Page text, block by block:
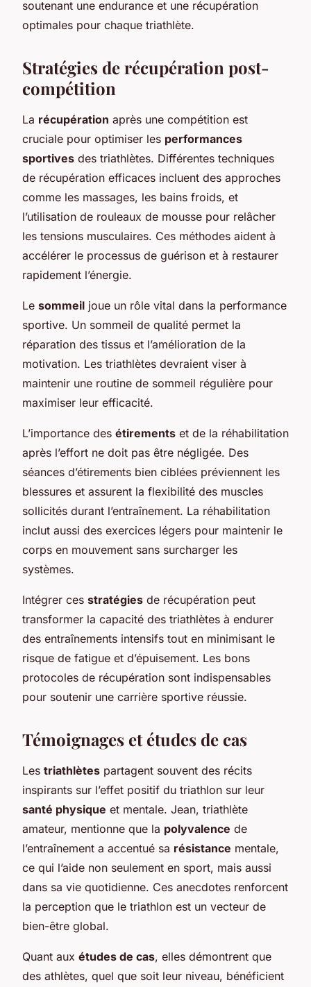
soutenant une endurance et une récupération
optimales pour chaque triathlète.
Stratégies de récupération post-
compétition
La récupération après une compétition est
cruciale pour optimiser les performances
sportives des triathlètes. Différentes techniques
de récupération efficaces incluent des approches
comme les massages, les bains froids, et
l’utilisation de rouleaux de mousse pour relâcher
les tensions musculaires. Ces méthodes aident à
accélérer le processus de guérison et à restaurer
rapidement l’énergie.
Le sommeil joue un rôle vital dans la performance
sportive. Un sommeil de qualité permet la
réparation des tissus et l’amélioration de la
motivation. Les triathlètes devraient viser à
maintenir une routine de sommeil régulière pour
maximiser leur efficacité.
L’importance des étirements et de la réhabilitation
après l’effort ne doit pas être négligée. Des
séances d’étirements bien ciblées préviennent les
blessures et assurent la flexibilité des muscles
sollicités durant l’entraînement. La réhabilitation
inclut aussi des exercices légers pour maintenir le
corps en mouvement sans surcharger les
systèmes.
Intégrer ces stratégies de récupération peut
transformer la capacité des triathlètes à endurer
des entraînements intensifs tout en minimisant le
risque de fatigue et d’épuisement. Les bons
protocoles de récupération sont indispensables
pour soutenir une carrière sportive réussie.
Témoignages et études de cas
Les triathlètes partagent souvent des récits
inspirants sur l’effet positif du triathlon sur leur
santé physique et mentale. Jean, triathlète
amateur, mentionne que la polyvalence de
l’entraînement a accentué sa résistance mentale,
ce qui l’aide non seulement en sport, mais aussi
dans sa vie quotidienne. Ces anecdotes renforcent
la perception que le triathlon est un vecteur de
bien-être global.
Quant aux études de cas, elles démontrent que
des athlètes, quel que soit leur niveau, bénéficient